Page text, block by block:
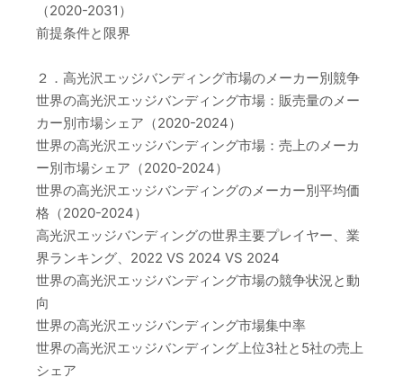
（2020-2031）
前提条件と限界
２．高光沢エッジバンディング市場のメーカー別競争
世界の高光沢エッジバンディング市場：販売量のメー
カー別市場シェア（2020-2024）
世界の高光沢エッジバンディング市場：売上のメーカ
ー別市場シェア（2020-2024）
世界の高光沢エッジバンディングのメーカー別平均価
格（2020-2024）
高光沢エッジバンディングの世界主要プレイヤー、業
界ランキング、2022 VS 2024 VS 2024
世界の高光沢エッジバンディング市場の競争状況と動
向
世界の高光沢エッジバンディング市場集中率
世界の高光沢エッジバンディング上位3社と5社の売上
シェア